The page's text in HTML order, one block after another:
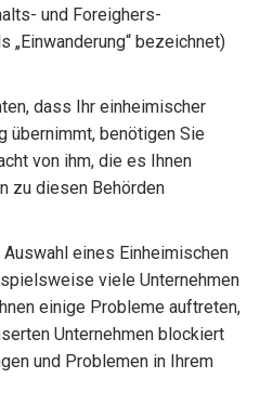
und Foreighers-
„Einwanderung“ bezeichnet)
dass Ihr einheimischer
übernimmt, benötigen Sie
von ihm, die es Ihnen
zu diesen Behörden
eines Einheimischen
viele Unternehmen
einige Probleme auftreten,
Unternehmen blockiert
und Problemen in Ihrem